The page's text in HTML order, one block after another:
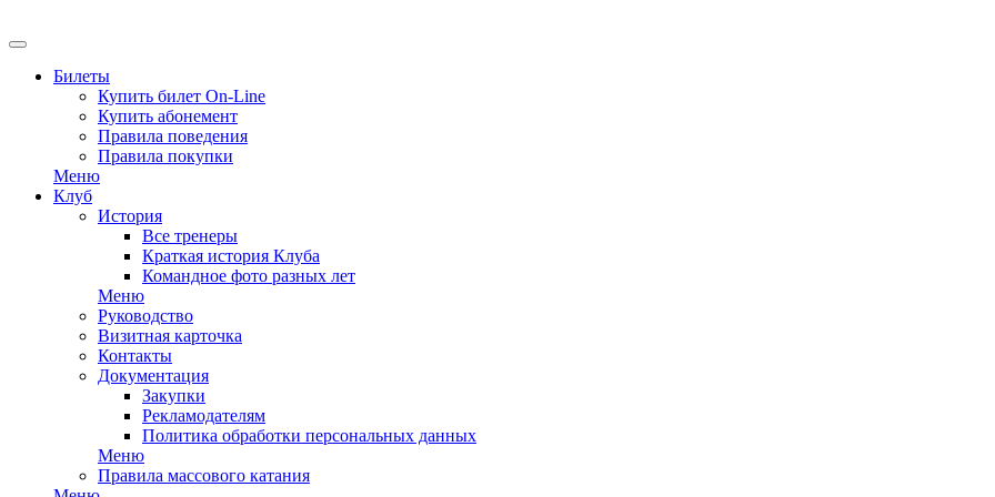
Билеты
Купить билет On-Line
Купить абонемент
Правила поведения
Правила покупки
Меню
Клуб
История
Все тренеры
Краткая история Клуба
Командное фото разных лет
Меню
Руководство
Визитная карточка
Контакты
Документация
Закупки
Рекламодателям
Политика обработки персональных данных
Меню
Правила массового катания